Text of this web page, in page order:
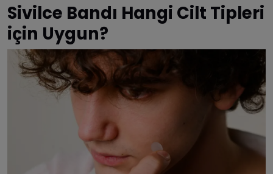
Sivilce Bandı Hangi Cilt Tipleri
için Uygun?